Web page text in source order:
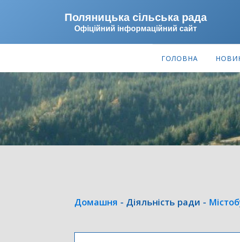
Поляницька сільська рада
Офіційний інформаційний сайт
ГОЛОВНА
Домашня - Діяльність ради -